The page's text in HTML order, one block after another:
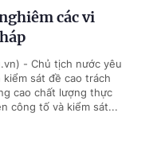
các vi
- Chủ tịch nước yêu
kiểm sát đề cao trách
cao chất lượng thực
công tố và kiểm sát...